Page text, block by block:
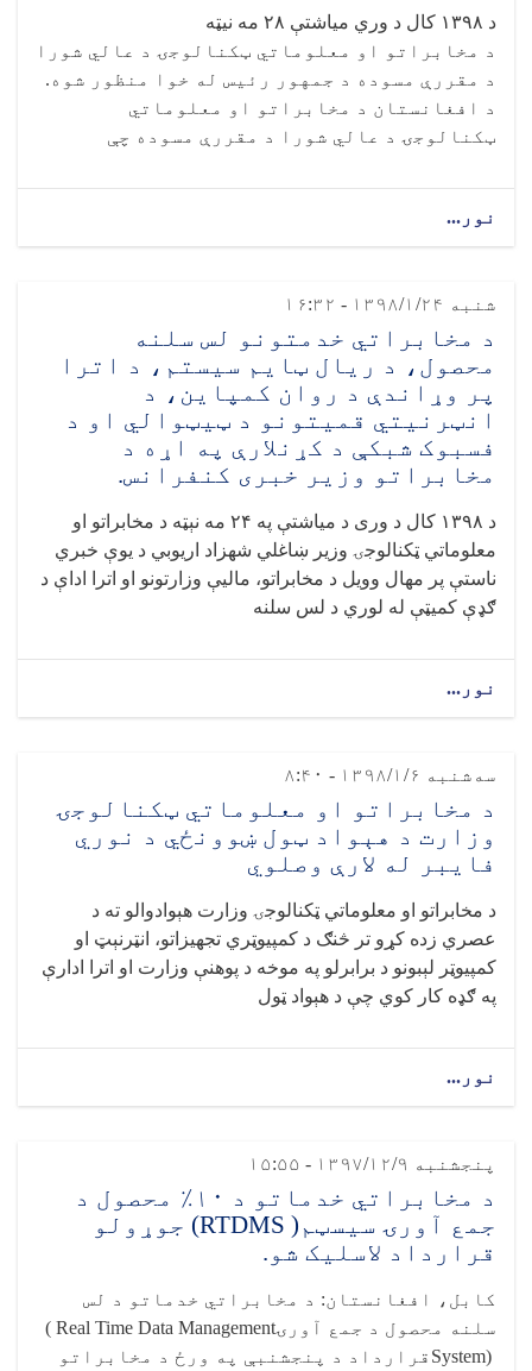
د ۱۳۹۸ کال د وري میاشتې ۲۸ مه نیټه
د مخابراتو او معلوماتي ټکنالوجۍ د عالي شورا
د مقررې مسوده د جمهور رئیس له خوا منظور شوه.
د افغانستان د مخابراتو او معلوماتي
ټکنالوجۍ د عالي شورا د مقررې مسوده چې
نور...
شنبه ۱۳۹۸/۱/۲۴ - ۱۶:۳۲
د مخابراتي خدمتونو لس سلنه
محصول، د ریال ټایم سیستم، د اترا
پر وړاندې د روان کمپاين، د
انټرنیتي قمیتونو د ټيټوالي او د
فسبوک شبکې د کړنلارې په اړه د
مخابراتو وزیر خبری کنفرانس.
د ۱۳۹۸ کال د وری د میاشتې په ۲۴ مه نېټه د مخابراتو او
معلوماتي ټکنالوجۍ وزیر ښاغلي شهزاد اریوبي د یوې خبري
ناستې پر مهال وویل د مخابراتو، مالیې وزارتونو او اترا اداې د
ګډې کمیټې له لوري د لس سلنه
نور...
سه‌شنبه ۱۳۹۸/۱/۶ - ۸:۴۰
د مخابراتو او معلوماتي ټکنالوجۍ
وزارت د هېواد ټول ښوونځي د نوري
فايبر له لارې وصلوي
د مخابراتو او معلوماتي ټکنالوجۍ وزارت هېوادوالو ته د
عصري زده کړو تر څنګ د کمپيوټري تجهيزاتو، انټرنېټ او
کمپيوټر لېبونو د برابرلو په موخه د پوهنې وزارت او اترا ادارې
په ګډه کار کوي چې د هېواد ټول
نور...
پنجشنبه ۱۳۹۷/۱۲/۹ - ۱۵:۵۵
د مخابراتي خدماتو د ۱۰٪ محصول د
جمع آورۍ سيسټم( RTDMS) جوړولو
قرارداد لاسلیک شو.
کابل، افغانستان: د مخابراتي خدماتو د لس
سلنه محصول د جمع آورۍ( Real Time Data Management
System) قرارداد د پنجشنبې په ورځ د مخابراتو